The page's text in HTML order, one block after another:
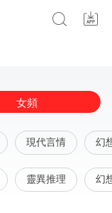
女頻
現代言情
靈異推理
幻
幻